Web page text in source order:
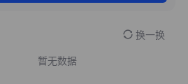
换一换
暂无数据